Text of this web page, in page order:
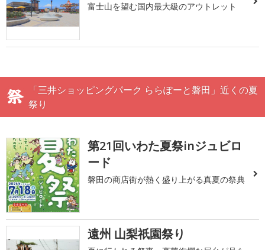
富士山を望む国内最大級のアウトレット
「三井ショッピングパーク ららぽーと磐田」近くの夏
祭り
第21回いわた夏祭inジュビロ
ード
磐田の商店街が熱く盛り上がる真夏の祭典
遠州 山梨祇園祭り